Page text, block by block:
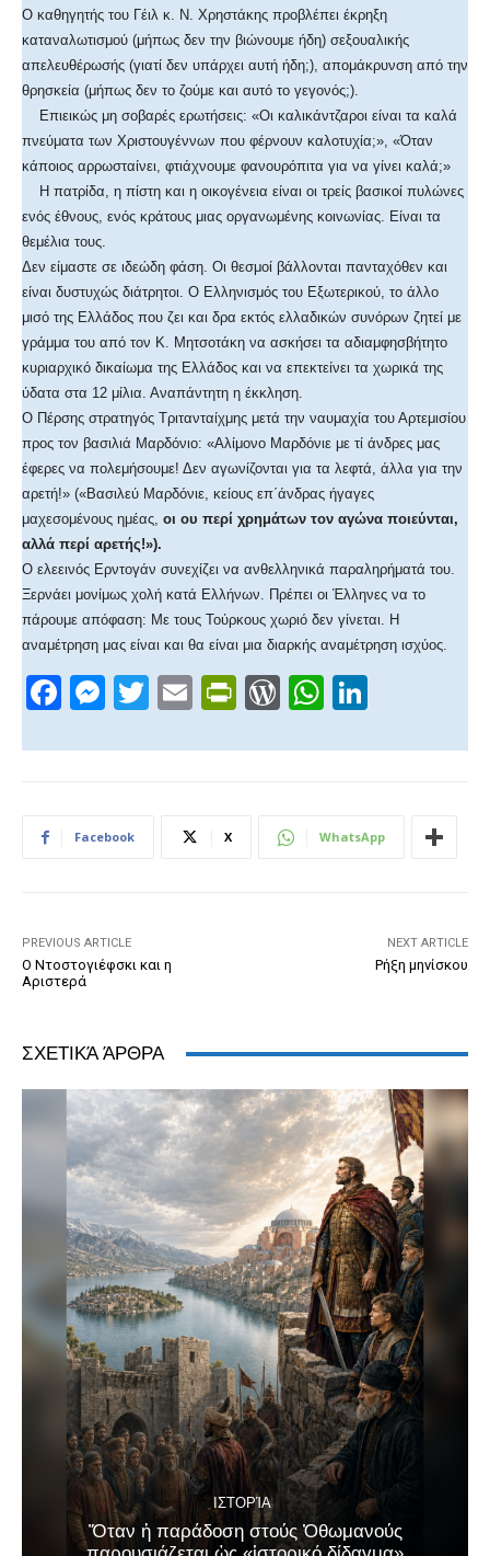
Ο καθηγητής του Γέιλ κ. Ν. Χρηστάκης προβλέπει έκρηξη
καταναλωτισμού (μήπως δεν την βιώνουμε ήδη) σεξουαλικής
απελευθέρωσής (γιατί δεν υπάρχει αυτή ήδη;), απομάκρυνση από την
θρησκεία (μήπως δεν το ζούμε και αυτό το γεγονός;).
Επιεικώς μη σοβαρές ερωτήσεις: «Οι καλικάντζαροι είναι τα καλά
πνεύματα των Χριστουγέννων που φέρνουν καλοτυχία;», «Όταν
κάποιος αρρωσταίνει, φτιάχνουμε φανουρόπιτα για να γίνει καλά;»
Η πατρίδα, η πίστη και η οικογένεια είναι οι τρείς βασικοί πυλώνες
ενός έθνους, ενός κράτους μιας οργανωμένης κοινωνίας. Είναι τα
θεμέλια τους.
Δεν είμαστε σε ιδεώδη φάση. Οι θεσμοί βάλλονται πανταχόθεν και
είναι δυστυχώς διάτρητοι. Ο Ελληνισμός του Εξωτερικού, το άλλο
μισό της Ελλάδος που ζει και δρα εκτός ελλαδικών συνόρων ζητεί με
γράμμα του από τον Κ. Μητσοτάκη να ασκήσει τα αδιαμφησβήτητο
κυριαρχικό δικαίωμα της Ελλάδος και να επεκτείνει τα χωρικά της
ύδατα στα 12 μίλια. Αναπάντητη η έκκληση.
Ο Πέρσης στρατηγός Τριτανταίχμης μετά την ναυμαχία του Αρτεμισίου
προς τον βασιλιά Μαρδόνιο: «Αλίμονο Μαρδόνιε με τί άνδρες μας
έφερες να πολεμήσουμε! Δεν αγωνίζονται για τα λεφτά, άλλα για την
αρετή!» («Βασιλεύ Μαρδόνιε, κείους επ΄άνδρας ήγαγες
μαχεσομένους ημέας, οι ου περί χρημάτων τον αγώνα ποιεύνται,
αλλά περί αρετής!»).
Ο ελεεινός Ερντογάν συνεχίζει να ανθελληνικά παραληρήματά του.
Ξερνάει μονίμως χολή κατά Ελλήνων. Πρέπει οι Έλληνες να το
πάρουμε απόφαση: Με τους Τούρκους χωριό δεν γίνεται. Η
αναμέτρηση μας είναι και θα είναι μια διαρκής αναμέτρηση ισχύος.
F
c
b
k
M
ss
n
T
tt
E
ail
Pr
tF
W
d
e
W
at
A
k
dI
Facebook X WhatsApp
PREVIOUS ARTICLE
Ο Ντοστογιέφσκι και η
Αριστερά
NEXT ARTICLE
Ρήξη μηνίσκου
ΣΧΕΤΙΚΆ ΆΡΘΡΑ
ΙΣΤΟΡΊΑ
Ὅταν ἡ παράδοση στούς Ὀθωμανούς